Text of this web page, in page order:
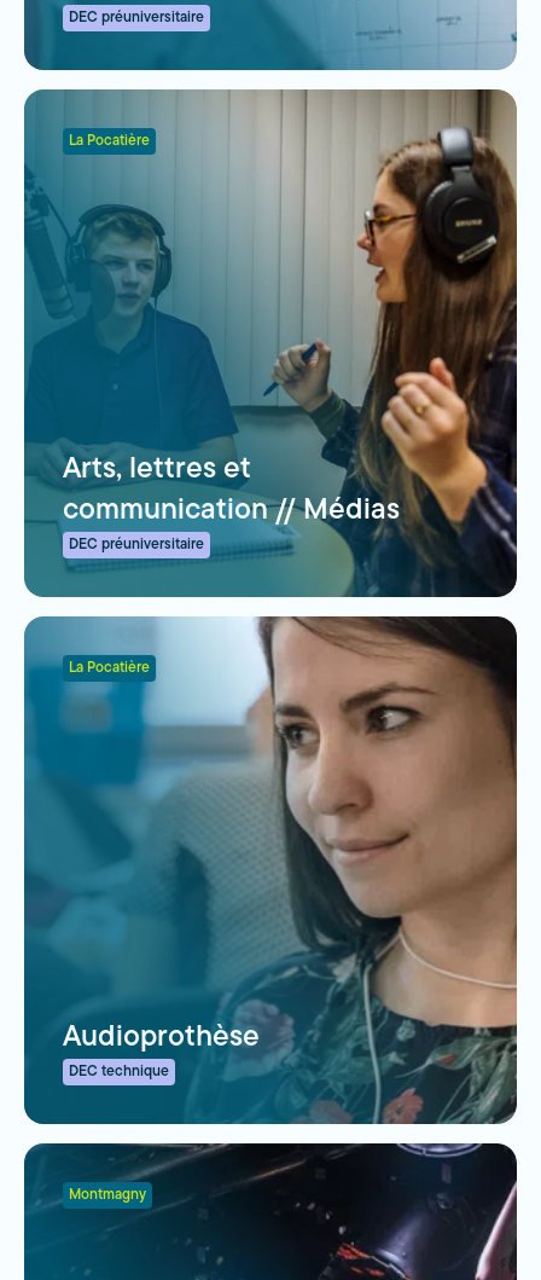
DEC préuniversitaire
La Pocatière
Arts, lettres et
communication // Médias
DEC préuniversitaire
La Pocatière
Audioprothèse
DEC technique
Montmagny